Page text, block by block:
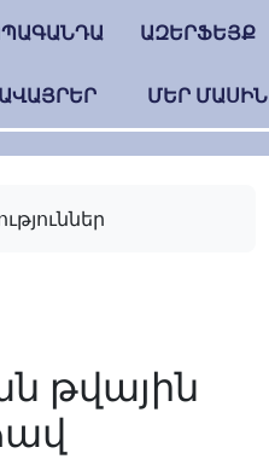
ԱԶԵՐՖԵՅՔ
ՄԵՐ ՄԱՍԻՆ
գրքի